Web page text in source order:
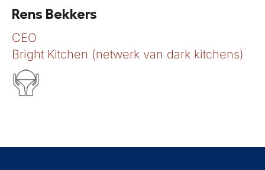
Rens Bekkers
CEO
Bright Kitchen (netwerk van dark kitchens)